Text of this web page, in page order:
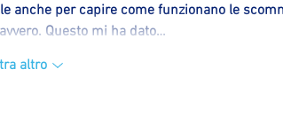
anche per capire come funzionano le
Questo mi ha dato…
altro